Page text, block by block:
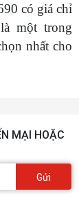
có giá chỉ
một trong
nhất cho
MẠI HOẶC
Gửi